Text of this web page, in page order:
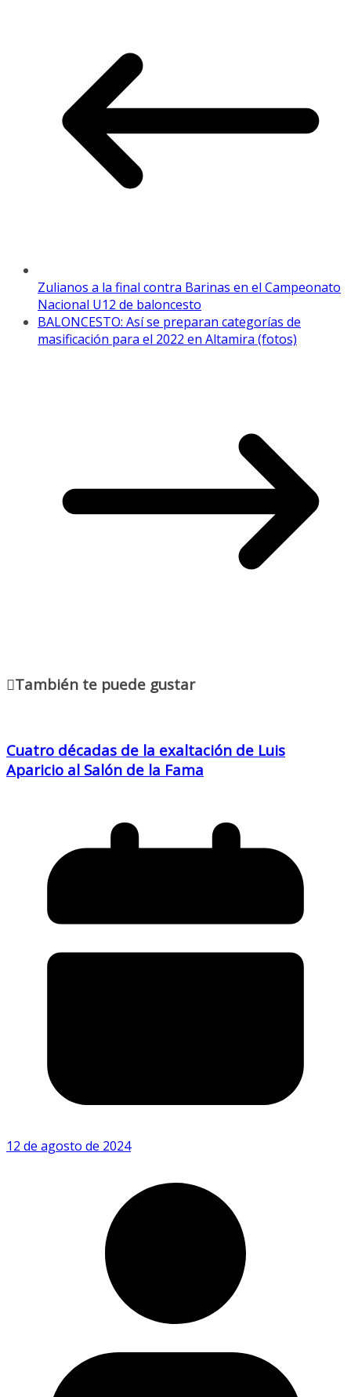
Zulianos a la final contra Barinas en el Campeonato
Nacional U12 de baloncesto
BALONCESTO: Así se preparan categorías de
masificación para el 2022 en Altamira (fotos)
También te puede gustar
Cuatro décadas de la exaltación de Luis
Aparicio al Salón de la Fama
12 de agosto de 2024